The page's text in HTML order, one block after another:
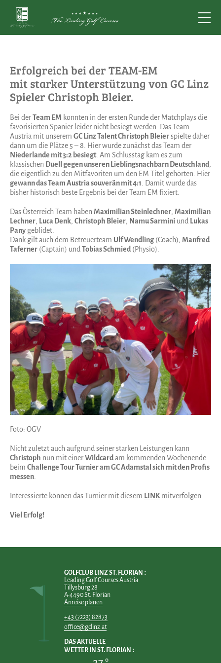
Erfolgreich bei der TEAM-EM
mit starker Unterstützung von GC Linz
Spieler Christoph Bleier.
Bei derTeam EM konnten in der ersten Runde der Matchplays die
favorisierten Spanier leider nicht besiegt werden. Das Team
Austria mit unserem GC Linz Talent Christoph Bleierspielte daher
dann um die Plätze 5 – 8. Hier wurde zunächst das Team der
Niederlande mit 3:2 besiegt. Am Schlusstag kam es zum
klassischen Duell gegen unseren Lieblingsnachbarn Deutschland
die eigentlich zu den Mitfavoriten um den EM Titel gehörten. Hier
gewann das Team Austria souverän mit 4:1
. Damit wurde das
bisher historisch beste Ergebnis bei der Team EM fixiert.
Das Österreich Team haben Maximilian Steinlechner Maximilian
Lechner
Luca Denk Christoph Bleier Namu Sarmini und Lukas
Pany geblidet.
Dank gilt auch dem Betreuerteam Ulf Wendling (Coach), Manfred
Taferner (Captain) und Tobias Schmied (Physio).
Foto: ÖGV
Nicht zuletzt auch aufgrund seiner starken Leistungen kann
Christoph nun mit einerWildcardam kommenden Wochenende
beim Challenge Tour Turnier am GC Adamstal sich mit den Profis
messen
Interessierte können das Turnier mit diesem LINK mitverfolgen.
Viel Erfolg!
GOLFCLUB LINZ ST. FLORIAN
Leading Golf Courses Austria
Tillysburg 28
A-4490 St. Florian
Anreise planen
+43 (7223) 82873
office@gclinz.at
DAS AKTUELLE
WETTER IN ST. FLORIAN